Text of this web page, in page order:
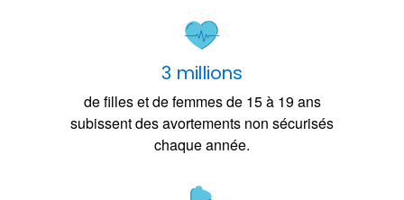
3 millions
de filles et de femmes de 15 à 19 ans
subissent des avortements non sécurisés
chaque année.